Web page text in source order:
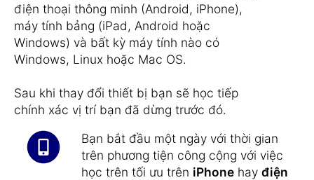
điện thoại thông minh (Android, iPhone),
máy tính bảng (iPad, Android hoặc
Windows) và bất kỳ máy tính nào có
Windows, Linux hoặc Mac OS.
Sau khi thay đổi thiết bị bạn sẽ học tiếp
chính xác vị trí bạn đã dừng trước đó.
Bạn bắt đầu một ngày với thời gian
trên phương tiện công cộng với việc
học trên tối ưu trên iPhone hay điện